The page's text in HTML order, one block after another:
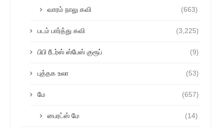
வாரம் நாலு கவி (663)
படம் பார்த்து கவி (3,225)
பிபி ரீடர்ஸ் ஸ்பேஸ் குரூப் (9)
புத்தக உலா (53)
மே (657)
பைரட்ஸ் மே (14)